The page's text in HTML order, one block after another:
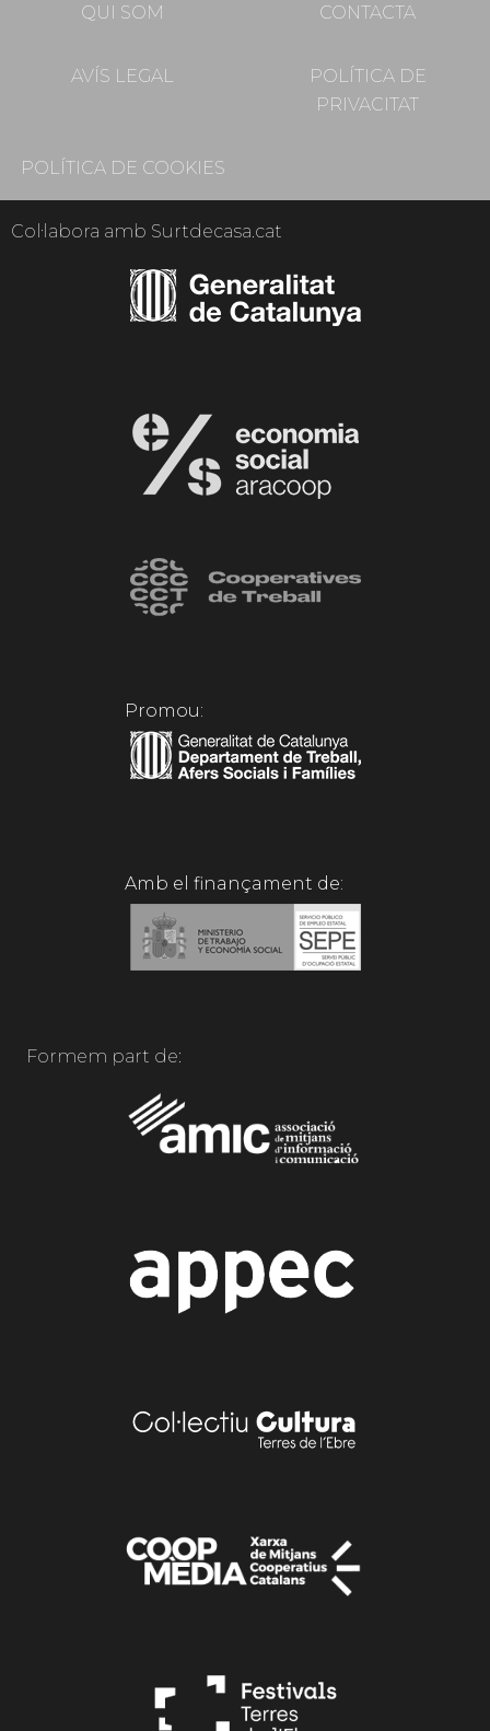
QUI SOM CONTACTA
AVÍS LEGAL
POLÍTICA DE
PRIVACITAT
POLÍTICA DE COOKIES
Col·labora amb Surtdecasa.cat
Promou:
Amb el finançament de:
Formem part de: